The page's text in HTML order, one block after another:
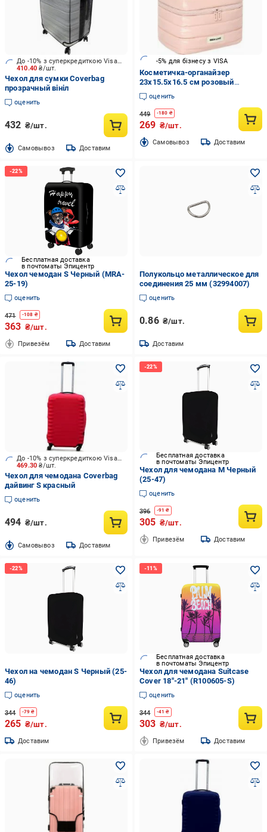
410.40₴/шт.
До -10% з суперкредиткою Visa Вигода
Чехол для сумки Coverbag
прозрачный вініл
оценить
432 ₴/шт.
Cамовывоз Доставим
-5% для бізнесу з VISA
Косметичка-органайзер
23x15.5x16.5 см розовый
RH2474
оценить
449 -180 ₴
269 ₴/шт.
Cамовывоз Доставим
Бесплатная доставка
в почтоматы Эпицентр
Чехол чемодан S Черный (MRA-
25-19)
оценить
471 -108 ₴
363 ₴/шт.
Привезём Доставим
Полукольцо металлическое для
соединения 25 мм (32994007)
оценить
0.86 ₴/шт.
Доставим
469.30₴/шт.
До -10% з суперкредиткою Visa Вигода
Чехол для чемодана Coverbag
дайвинг S красный
оценить
494 ₴/шт.
Cамовывоз Доставим
Бесплатная доставка
в почтоматы Эпицентр
Чехол для чемодана M Черный
(25-47)
оценить
396 -91 ₴
305 ₴/шт.
Привезём Доставим
Чехол на чемодан S Черный (25-
46)
оценить
344 -79 ₴
265 ₴/шт.
Доставим
Бесплатная доставка
в почтоматы Эпицентр
Чехол для чемодана Suitcase
Cover 18"-21" (R100605-S)
оценить
344 -41 ₴
303 ₴/шт.
Привезём Доставим